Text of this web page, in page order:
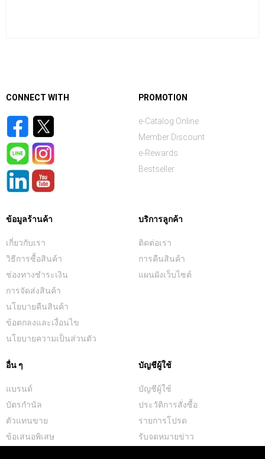
CONNECT WITH PROMOTION
e-Catalog Online
Member Discount
e-Rewards
Bestseller
ข้อมูลร้านค้า
เกี่ยวกับเรา
วิธีการซื้อสินค้า
ช่องทางชำระเงิน
การจัดส่งสินค้า
นโยบายคืนสินค้า
ข้อตกลงและเงื่อนไข
นโยบายความเป็นส่วนตัว
บริการลูกค้า
ติดต่อเรา
การคืนสินค้า
แผนผังเว็บไซต์
อื่น ๆ
แบรนด์
บัตรกำนัล
ตัวแทนขาย
ข้อเสนอพิเสษ
บัญชีผู้ใช้
บัญชีผู้ใช้
ประวัติการสั่งซื้อ
รายการโปรด
รับจดหมายข่าว